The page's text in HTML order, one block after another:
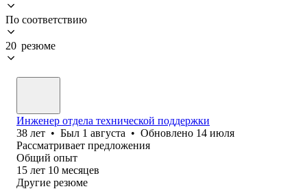
По соответствию
20 резюме
Инженер отдела технической поддержки
38 лет • Был 1 августа • Обновлено 14 июля
Рассматривает предложения
Общий опыт
15 лет 10 месяцев
Другие резюме